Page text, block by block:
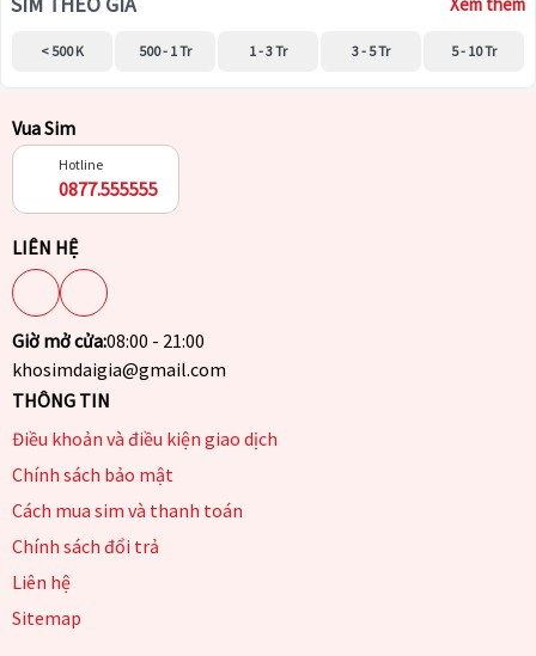
SIM THEO GIÁ Xem thêm
< 500 K 500 - 1 Tr 1 - 3 Tr 3 - 5 Tr 5 - 10 Tr
Vua Sim
Hotline
0877.555555
LIÊN HỆ
Giờ mở cửa:08:00 - 21:00
khosimdaigia@gmail.com
THÔNG TIN
Điều khoản và điều kiện giao dịch
Chính sách bảo mật
Cách mua sim và thanh toán
Chính sách đổi trả
Liên hệ
Sitemap